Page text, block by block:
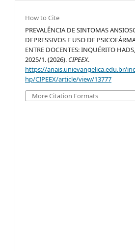
How to Cite
PREVALÊNCIA DE SINTOMAS
DEPRESSIVOS E USO DE
ENTRE DOCENTES: INQUÉRITO HADS,
2025/1. (2026). CIPEEX.
https://anais.unievangelica.edu.br/
hp/CIPEEX/article/view/13777
More Citation Formats